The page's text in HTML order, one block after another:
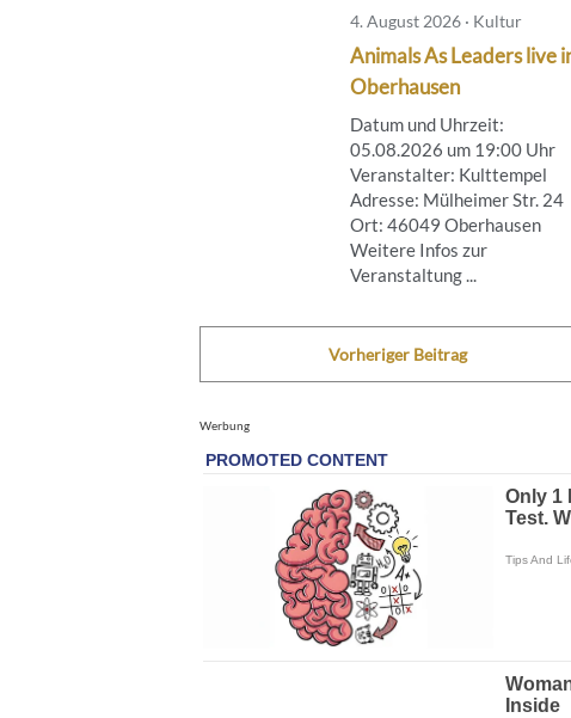
4. August 2026 · Kultur
Animals As Leaders live
Oberhausen
Datum und Uhrzeit:
05.08.2026 um 19:00 Uhr
Veranstalter: Kulttempel
Adresse: Mülheimer Str. 24
Ort: 46049 Oberhausen
Weitere Infos zur
Veranstaltung ...
Vorheriger Beitrag
Werbung